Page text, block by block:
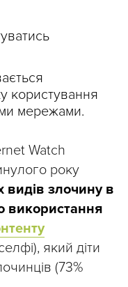
користування
мережами.
Watch
року
злочину в
використання
який діти
(73%